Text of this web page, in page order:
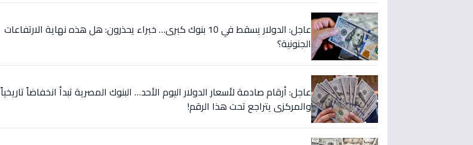
عاجل: الدولار يسقط في 10 بنوك كبرى… خبراء يحذرون: هل هذه نهاية الارتفاعات
الجنونية؟
عاجل: أرقام صادمة لأسعار الدولار اليوم الأحد… البنوك المصرية تبدأ انخفاضاً تاريخياً
والمركزي يتراجع تحت هذا الرقم!